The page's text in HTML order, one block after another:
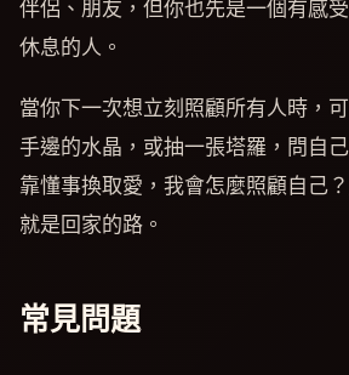
伴侶、朋友，但你也先是一個有感
休息的人。
當你下一次想立刻照顧所有人時，
手邊的水晶，或抽一張塔羅，問自
靠懂事換取愛，我會怎麼照顧自己
就是回家的路。
常見問題